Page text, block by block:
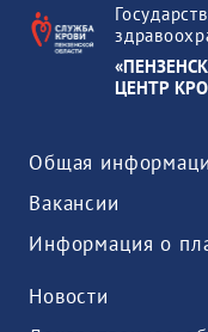
ЦЕНТР
Общая
Вакансии
Новости